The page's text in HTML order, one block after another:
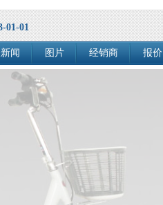
01-01
闻 图片 经销商 报价